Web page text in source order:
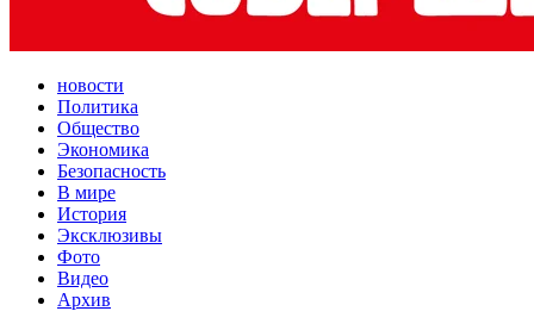
новости
Политика
Общество
Экономика
Безопасность
В мире
История
Эксклюзивы
Фото
Видео
Архив